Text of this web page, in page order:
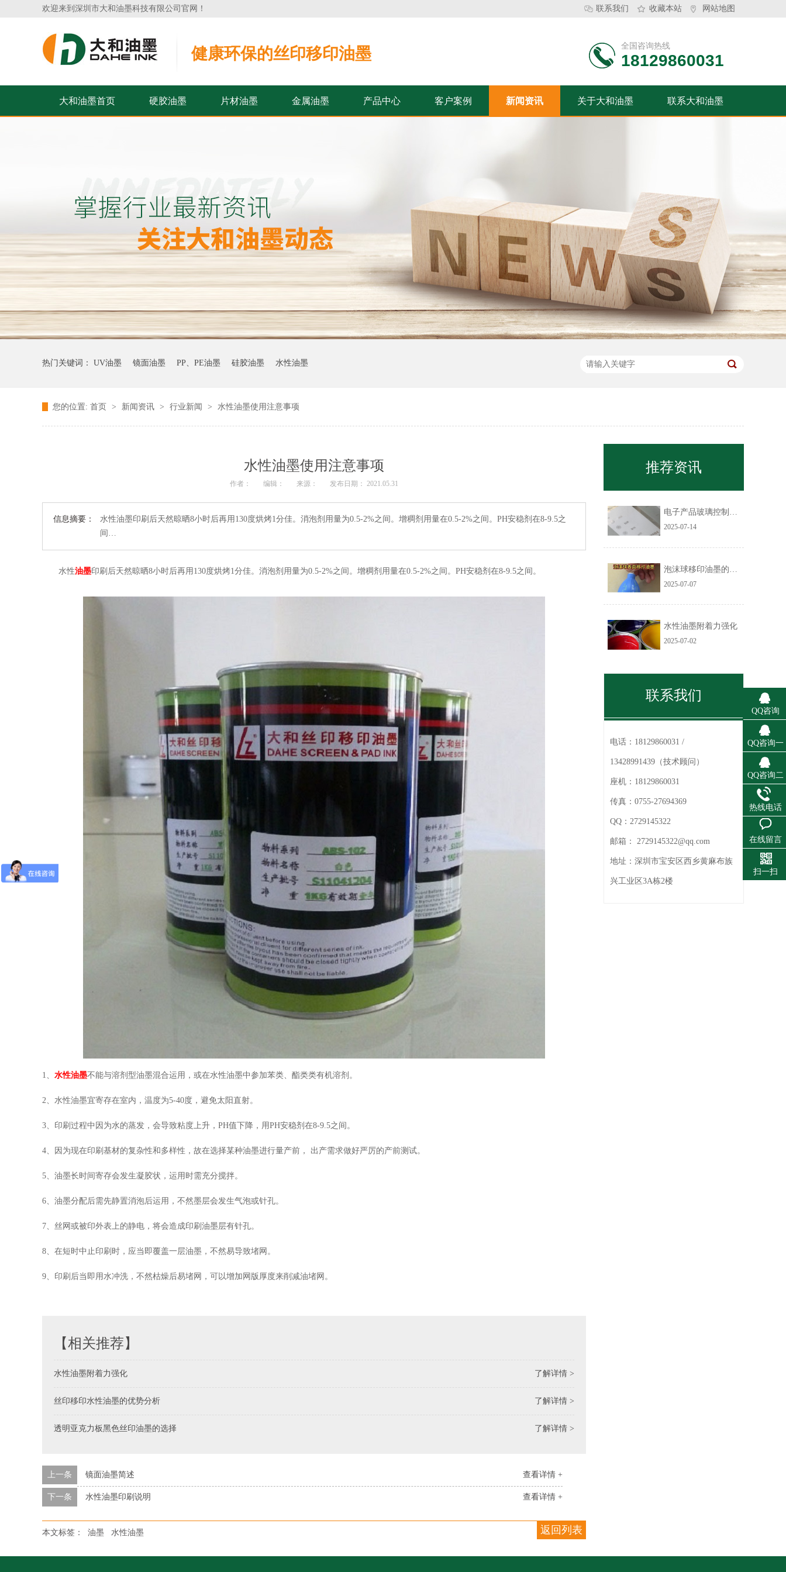
欢迎来到深圳市大和油墨科技有限公司官网！ 联系我们 收藏本站 网站地图
健康环保的丝印移印油墨 全国咨询热线
18129860031
大和油墨首页 硬胶油墨 片材油墨 金属油墨 产品中心 客户案例 新闻资讯 关于大和油墨 联系大和油墨
热门关键词： UV油墨 镜面油墨 PP、PE油墨 硅胶油墨 水性油墨
您的位置: 首页 > 新闻资讯 > 行业新闻 > 水性油墨使用注意事项
水性油墨使用注意事项
作者： 编辑： 来源： 发布日期： 2021.05.31
信息摘要：
水性油墨印刷后天然晾晒8小时后再用130度烘烤1分佳。消泡剂用量为0.5-2%之间。增稠剂用量在0.5-2%之间。PH安稳剂在8-9.5之
间…
水性油墨印刷后天然晾晒8小时后再用130度烘烤1分佳。消泡剂用量为0.5-2%之间。增稠剂用量在0.5-2%之间。PH安稳剂在8-9.5之间。
1、 水性油墨不能与溶剂型油墨混合运用，或在水性油墨中参加苯类、酯类类有机溶剂。
2、水性油墨宜寄存在室内，温度为5-40度，避免太阳直射。
3、印刷过程中因为水的蒸发，会导致粘度上升，PH值下降，用PH安稳剂在8-9.5之间。
4、因为现在印刷基材的复杂性和多样性，故在选择某种油墨进行量产前， 出产需求做好严厉的产前测试。
5、油墨长时间寄存会发生凝胶状，运用时需充分搅拌。
6、油墨分配后需先静置消泡后运用，不然墨层会发生气泡或针孔。
7、丝网或被印外表上的静电，将会造成印刷油墨层有针孔。
8、在短时中止印刷时，应当即覆盖一层油墨，不然易导致堵网。
9、印刷后当即用水冲洗，不然枯燥后易堵网，可以增加网版厚度来削减油堵网。
【相关推荐】
了解详情 >
水性油墨附着力强化
了解详情 >
丝印移印水性油墨的优势分析
了解详情 >
透明亚克力板黑色丝印油墨的选择
查看详情 +
上一条 镜面油墨简述
查看详情 +
下一条 水性油墨印刷说明
返回列表
本文标签： 油墨 水性油墨
推荐资讯
电子产品玻璃控制面板丝印油墨
2025-07-14
2025-07-07
水性油墨附着力强化
2025-07-02
联系我们
电话： 18129860031 /
13428991439（技术顾问）
座机： 18129860031
传真： 0755-27694369
QQ： 2729145322
邮箱： 2729145322@qq.com
地址： 深圳市宝安区西乡黄麻布族
兴工业区3A栋2楼
QQ咨询
QQ咨询一
QQ咨询二
热线电话
在线留言
扫一扫